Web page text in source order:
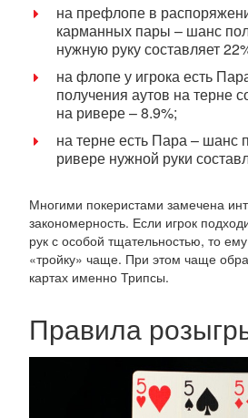
на префлопе в
карманных пары – шанс
нужную руку составляет
на флопе у игрока есть
получения аутов на терне
на ривере – 8.9%;
на терне есть Пара – шанс
ривере нужной руки
Многими покеристами замечена
закономерность. Если игрок
рук с особой тщательностью, то
«тройку» чаще. При этом чаще
картах именно Трипсы.
Правила